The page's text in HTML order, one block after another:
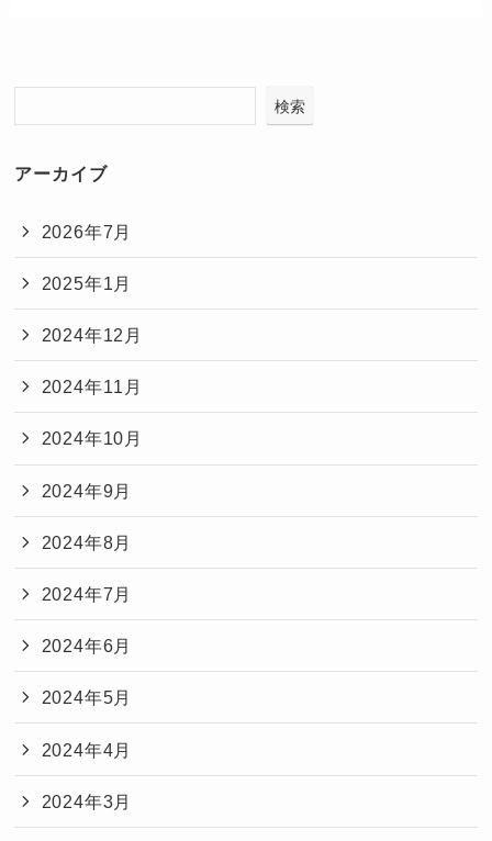
検索
アーカイブ
2026年7月
2025年1月
2024年12月
2024年11月
2024年10月
2024年9月
2024年8月
2024年7月
2024年6月
2024年5月
2024年4月
2024年3月